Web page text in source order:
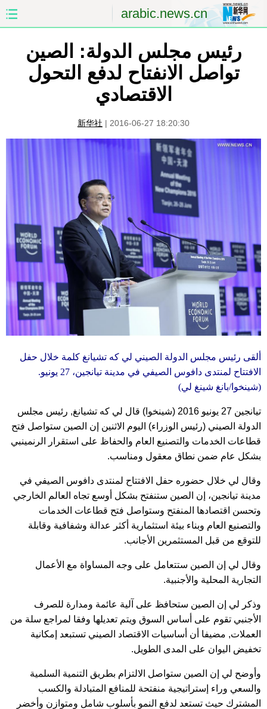
arabic.news.cn
الصفحة الأولى
الشرق الأوسط العالم
العلوم والصحة الثقافة والتعليم
الرياضة السياحة والبيئة
مؤتمر صحفى للخارجية الصور
رئيس مجلس الدولة: الصين
تواصل الانفتاح لدفع التحول
الاقتصادي
新华社 | 2016-06-27 18:20:30
ألقى رئيس مجلس الدولة الصيني لي كه تشيانغ كلمة خلال حفل
الافتتاح لمنتدى دافوس الصيفي في مدينة تيانجين، 27 يونيو.
(شينخوا/بانغ شينغ لي)
تيانجين 27 يونيو 2016 (شينخوا) قال لي كه تشيانغ, رئيس مجلس
الدولة الصيني (رئيس الوزراء) اليوم الاثنين إن الصين ستواصل فتح
قطاعات الخدمات والتصنيع العام والحفاظ على استقرار الرنمينبي
بشكل عام ضمن نطاق معقول ومناسب.
وقال لي خلال حضوره حفل الافتتاح لمنتدى دافوس الصيفي في
مدينة تيانجين، إن الصين ستنفتح بشكل أوسع تجاه العالم الخارجي
وتحسن اقتصادها المنفتح وستواصل فتح قطاعات الخدمات
والتصنيع العام وبناء بيئة استثمارية أكثر عدالة وشفافية وقابلة
للتوقع من قبل المستثمرين الأجانب.
وقال لي إن الصين ستتعامل على وجه المساواة مع الأعمال
التجارية المحلية والأجنبية.
وذكر لي إن الصين ستحافظ على آلية عائمة ومدارة للصرف
الأجنبي تقوم على أساس السوق ويتم تعديلها وفقا لمراجع سلة من
العملات, مضيفا أن أساسيات الاقتصاد الصيني تستبعد إمكانية
تخفيض اليوان على المدى الطويل.
وأوضح لي إن الصين ستواصل الالتزام بطريق التنمية السلمية
والسعي وراء إستراتيجية منفتحة للمنافع المتبادلة والكسب
المشترك حيث تستعد لدفع النمو بأسلوب شامل ومتوازن وأخضر